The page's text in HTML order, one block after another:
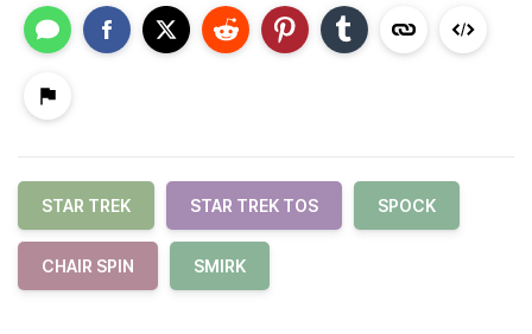
STAR TREK STAR TREK TOS SPOCK
CHAIR SPIN SMIRK